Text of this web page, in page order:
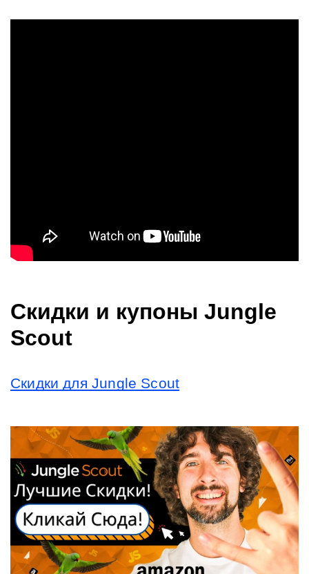
Скидки и купоны Jungle
Scout
Скидки для Jungle Scout